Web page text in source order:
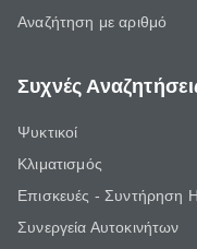
Αναζήτηση με αριθμό
Συχνές
Ψυκτικοί
Κλιματισμός
Επισκευές - Συντήρηση
Συνεργεία Αυτοκινήτων